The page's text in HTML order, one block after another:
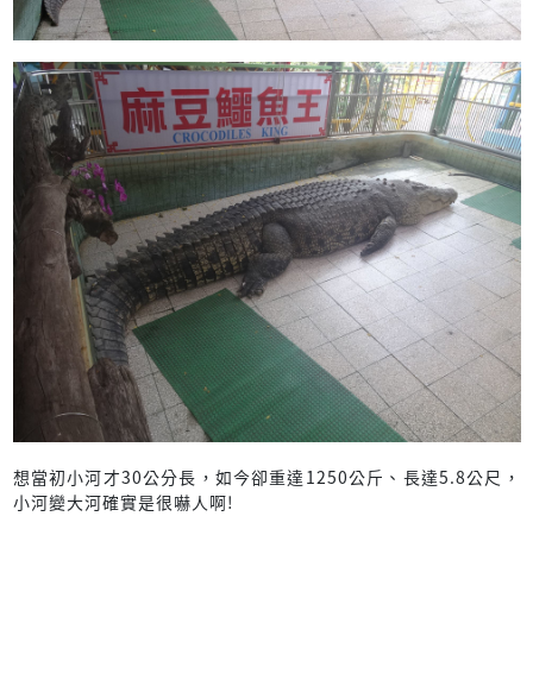
想當初小河才30公分長，如今卻重達1250公斤、長達5.8公尺，
小河變大河確實是很嚇人啊!